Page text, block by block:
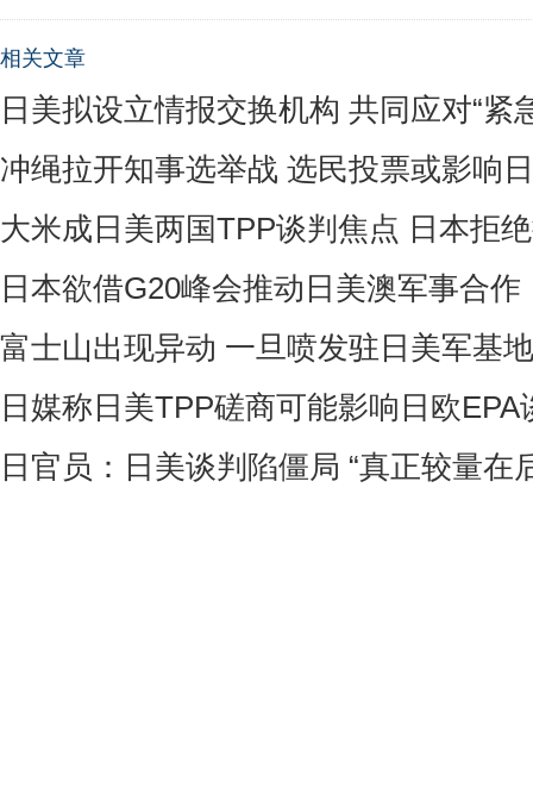
相关文章
日美拟设立情报交换机构 共同应对“紧
冲绳拉开知事选举战 选民投票或影响
大米成日美两国TPP谈判焦点 日本拒
日本欲借G20峰会推动日美澳军事合作
富士山出现异动 一旦喷发驻日美军基
日媒称日美TPP磋商可能影响日欧EPA
日官员：日美谈判陷僵局 “真正较量在